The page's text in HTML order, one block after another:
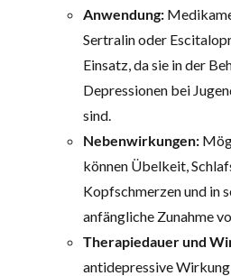
Anwendung:
Sertralin oder
Einsatz, da sie in der
Depressionen bei
sind.
Nebenwirkungen:
können Übelkeit,
Kopfschmerzen und in
anfängliche Zunahme
Therapiedauer und
antidepressive